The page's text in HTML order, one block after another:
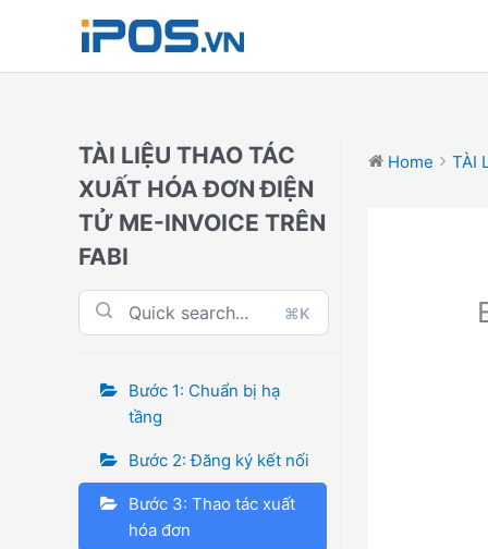
TÀI LIỆU THAO TÁC
XUẤT HÓA ĐƠN ĐIỆN
TỬ ME-INVOICE TRÊN
FABI
⌘K
Bước 1: Chuẩn bị hạ
tầng
Bước 2: Đăng ký kết nối
Bước 3: Thao tác xuất
hóa đơn
Home TÀI